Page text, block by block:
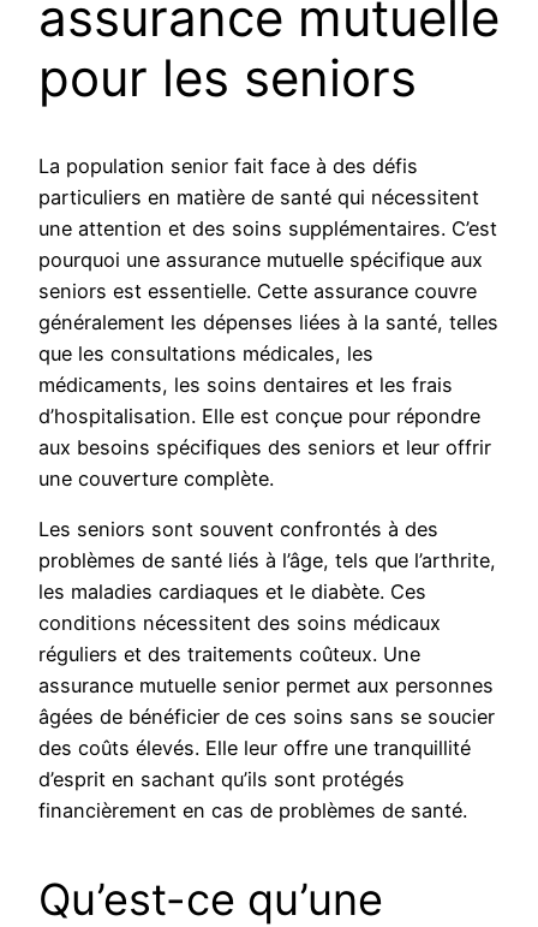
assurance mutuelle
pour les seniors
La population senior fait face à des défis
particuliers en matière de santé qui nécessitent
une attention et des soins supplémentaires. C’est
pourquoi une assurance mutuelle spécifique aux
seniors est essentielle. Cette assurance couvre
généralement les dépenses liées à la santé, telles
que les consultations médicales, les
médicaments, les soins dentaires et les frais
d’hospitalisation. Elle est conçue pour répondre
aux besoins spécifiques des seniors et leur offrir
une couverture complète.
Les seniors sont souvent confrontés à des
problèmes de santé liés à l’âge, tels que l’arthrite,
les maladies cardiaques et le diabète. Ces
conditions nécessitent des soins médicaux
réguliers et des traitements coûteux. Une
assurance mutuelle senior permet aux personnes
âgées de bénéficier de ces soins sans se soucier
des coûts élevés. Elle leur offre une tranquillité
d’esprit en sachant qu’ils sont protégés
financièrement en cas de problèmes de santé.
Qu’est-ce qu’une